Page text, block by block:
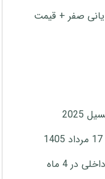
صفر + قیمت